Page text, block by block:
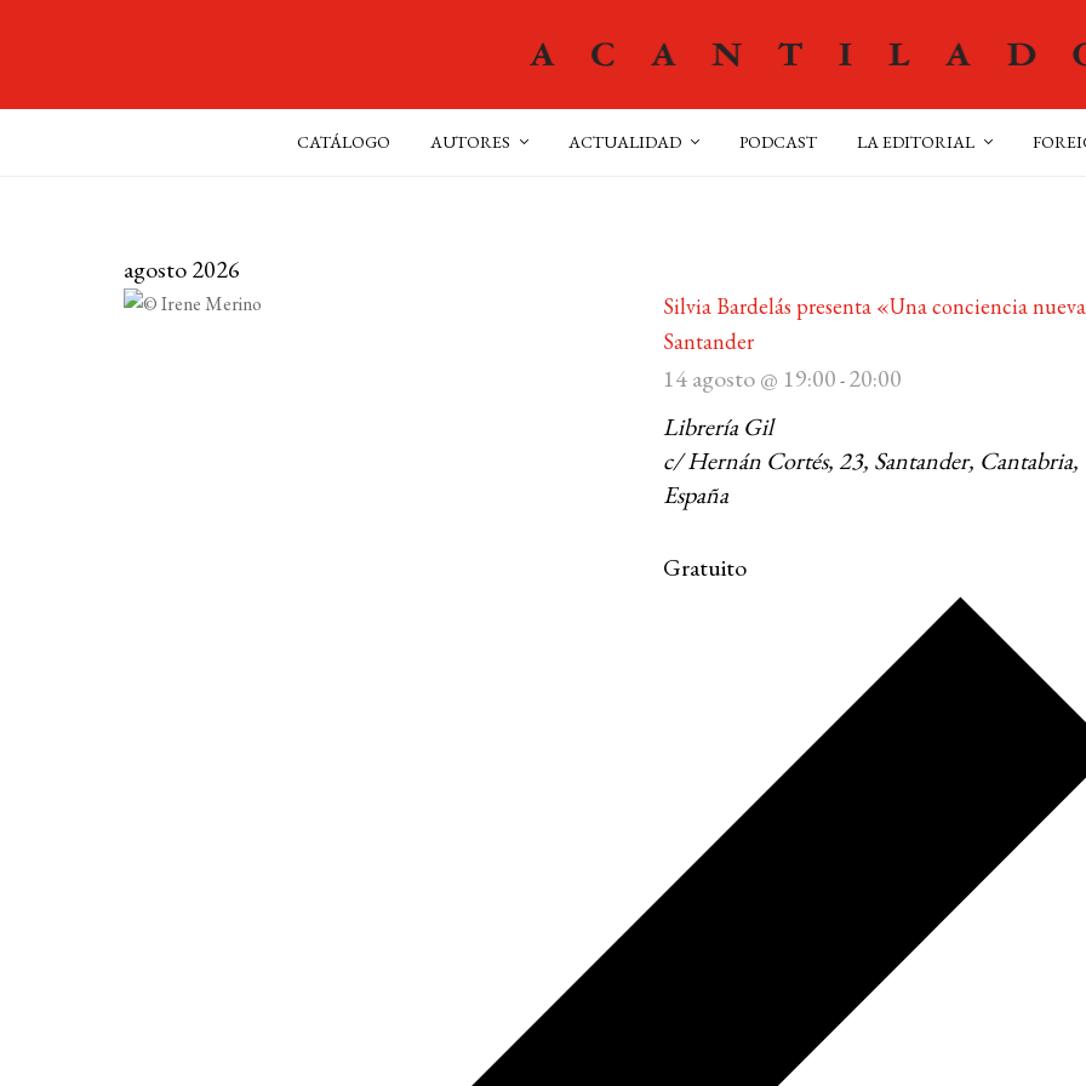
CATÁLOGO AUTORES ACTUALIDAD PODCAST LA EDITORIAL
agosto 2026
Silvia Bardelás presenta «Una conciencia
Santander
14 agosto @ 19:00-20:00
Librería Gil
c/ Hernán Cortés, 23, Santander, Cantabria,
España
Gratuito